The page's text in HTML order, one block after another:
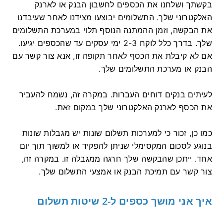
בקשתך ושלחנו את הכספים לחשבון הבנק או לארנק
האלקטרוני שלך. התשלומים יבוצעו מצידנו לאחר שעיבדנו
את הבקשה, וזמן ההמתנה הנוסף תלוי במערכת התשלומים
שלך. בדרך כלל לוקח 2-3 ימי עסקים עד שהכספים יגיעו.
אם לא קיבלת את הכסף לאחר תקופה זו, אנא צור קשר עם
הבנק או מערכת התשלומים שלך.
לעיתים בנקים דוחים העברות. במקרה זה, נשמח להעביר
את הכסף לארנק האלקטרוני שלך במקום זאת.
כמו כן, זכור כי למערכות תשלום שונות יש מגבלות שונות
בנוגע לסכום המקסימלי שניתן להפקיד או למשוך תוך יום
אחד. ייתכן שהבקשה שלך חרגה ממגבלה זו. במקרה זה,
צור קשר עם תמיכת הבנק או אמצעי התשלום שלך.
איך אני מושך כספים ל-2 שיטות תשלום